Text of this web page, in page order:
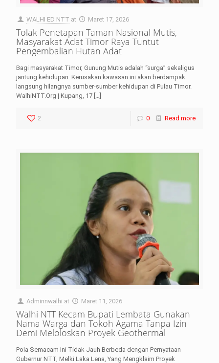
WALHI ED NTT at Maret 17, 2026
Tolak Penetapan Taman Nasional Mutis,
Masyarakat Adat Timor Raya Tuntut
Pengembalian Hutan Adat
Bagi masyarakat Timor, Gunung Mutis adalah “surga” sekaligus
jantung kehidupan. Kerusakan kawasan ini akan berdampak
langsung hilangnya sumber-sumber kehidupan di Pulau Timor.
WalhiNTT.Org | Kupang, 17 […]
2 0 Read more
Adminnwalhi at Maret 11, 2026
Walhi NTT Kecam Bupati Lembata Gunakan
Nama Warga dan Tokoh Agama Tanpa Izin
Demi Meloloskan Proyek Geothermal
Pola Semacam Ini Tidak Jauh Berbeda dengan Pernyataan
Gubernur NTT, Melki Laka Lena, Yang Mengklaim Proyek